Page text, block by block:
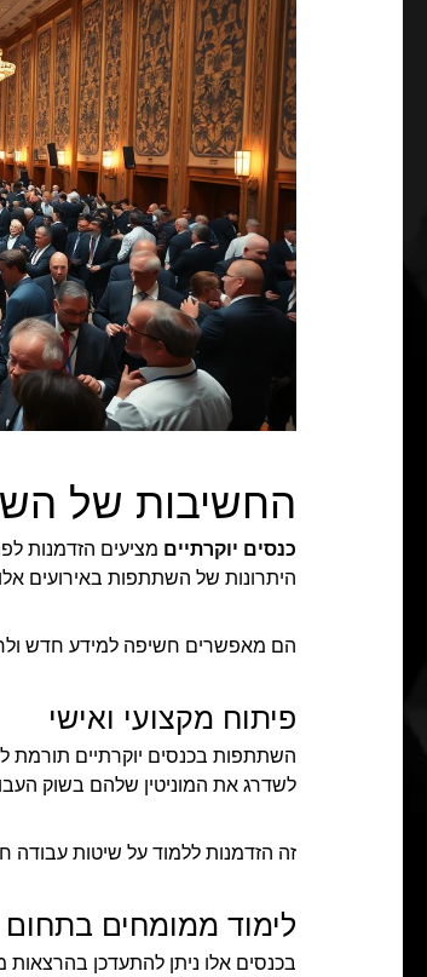
החשיבות של
כנסים יוקרתיים מציעים הזדמנות
היתרונות של השתתפות באירועים
הם מאפשרים חשיפה למידע חדש
פיתוח מקצועי ואישי
השתתפות בכנסים יוקרתיים תורמת
לשדרג את המוניטין שלהם בשוק
זה הזדמנות ללמוד על שיטות עבודה
לימוד ממומחים בתחום
בכנסים אלו ניתן להתעדכן